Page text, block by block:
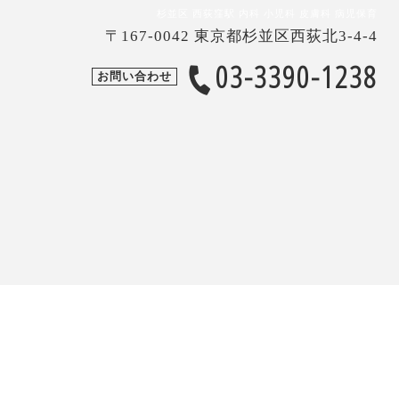
〒167-0042 東京都杉並区西荻北3-4-4
お問い合わせ 03-3390-1238